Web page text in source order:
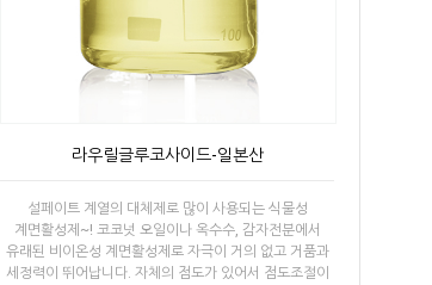
라우릴글루코사이드-일본산
설페이트 계열의 대체제로 많이 사용되는 식물성
계면활성제~! 코코넛 오일이나 옥수수, 감자전분에서
유래된 비이온성 계면활성제로 자극이 거의 없고 거품과
세정력이 뛰어납니다. 자체의 점도가 있어서 점도조절이